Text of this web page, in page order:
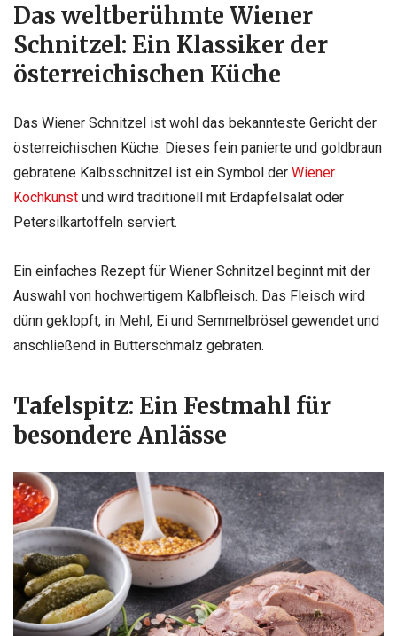
Das weltberühmte Wiener
Schnitzel: Ein Klassiker der
österreichischen Küche
Das Wiener Schnitzel ist wohl das bekannteste Gericht der
österreichischen Küche. Dieses fein panierte und goldbraun
gebratene Kalbsschnitzel ist ein Symbol der Wiener
Kochkunst und wird traditionell mit Erdäpfelsalat oder
Petersilkartoffeln serviert.
Ein einfaches Rezept für Wiener Schnitzel beginnt mit der
Auswahl von hochwertigem Kalbfleisch. Das Fleisch wird
dünn geklopft, in Mehl, Ei und Semmelbrösel gewendet und
anschließend in Butterschmalz gebraten.
Tafelspitz: Ein Festmahl für
besondere Anlässe